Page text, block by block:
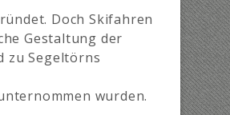
Doch Skifahren
Gestaltung der
zu Segeltörns
wurden.